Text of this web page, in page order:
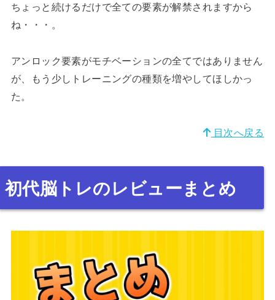
ちょっと続けるだけで全ての要素が解禁されますから
ね・・・。
アンロック要素がモチベーションの全てではありません
が、もう少しトレーニングの種類を増やしてほしかっ
た。
目次へ戻る
初代脳トレのレビューまとめ